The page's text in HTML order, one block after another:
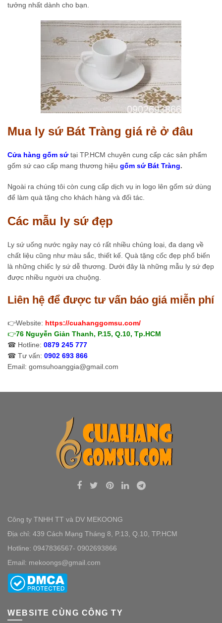
tưởng nhất dành cho bạn.
Mua ly sứ Bát Tràng giá rẻ ở đâu
Cửa hàng gốm sứtại TP.HCM chuyên cung cấp các sản phẩm
gốm sứ cao cấp mang thương hiệu gốm sứ Bát Tràng.
Ngoài ra chúng tôi còn cung cấp dịch vụ in logo lên gốm sứ dùng
để làm quà tặng cho khách hàng và đối tác.
Các mẫu ly sứ đẹp
Ly sứ uống nước ngày nay có rất nhiều chủng loại, đa dạng về
chất liệu cũng như màu sắc, thiết kế. Quà tặng cốc đẹp phổ biến
là những chiếc ly sứ dễ thương. Dưới đây là những mẫu ly sứ đẹp
được nhiều người ưa chuộng.
Liên hệ để được tư vấn báo giá miễn phí
👉Website: https://cuahanggomsu.com/
👉76 Nguyễn Giản Thanh, P.15, Q.10, Tp.HCM
☎ Hotline: 0879 245 777
☎ Tư vấn: 0902 693 866
Email: gomsuhoanggia@gmail.com
Công ty TNHH TT và DV MEKOONG
Địa chỉ: 439 Cách Mạng Tháng 8, P.13, Q.10, TP.HCM
Hotline: 0947836567- 0902693866
Email: mekoongs@gmail.com
WEBSITE CÙNG CÔNG TY